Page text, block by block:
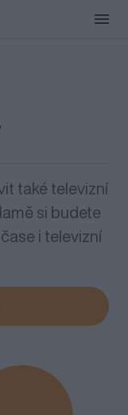
také televizní
si budete
i televizní